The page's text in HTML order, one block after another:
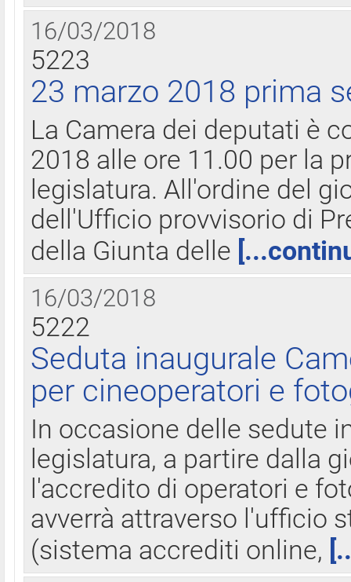
16/03/2018
5223
23 marzo 2018 prima
La Camera dei deputati è
2018 alle ore 11.00 per la
legislatura. All'ordine del
dell'Ufficio provvisorio di
della Giunta delle
16/03/2018
5222
Seduta inaugurale
per cineoperatori e
In occasione delle sedute
legislatura, a partire dalla
l'accredito di operatori e
avverrà attraverso l'ufficio
(sistema accrediti online,